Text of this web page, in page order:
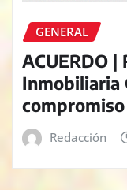
GENERAL
ACUERDO
Inmobiliaria
compromiso
Redacción